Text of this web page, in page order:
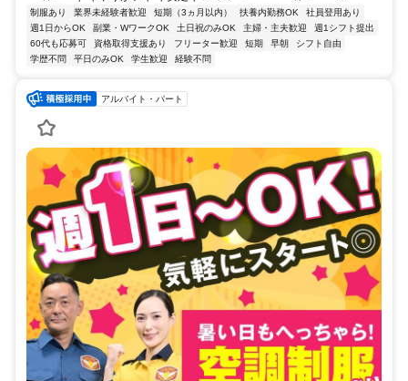
制服あり 業界未経験者歓迎 短期（3ヵ月以内） 扶養内勤務OK
社員登用あり
週1日からOK
副業・WワークOK 土日祝のみOK 主婦・主夫歓迎
週1シフト提出
60代も応募可
資格取得支援あり フリーター歓迎 短期 早朝
シフト自由
学歴不問
平日のみOK 学生歓迎 経験不問
アルバイト・パート